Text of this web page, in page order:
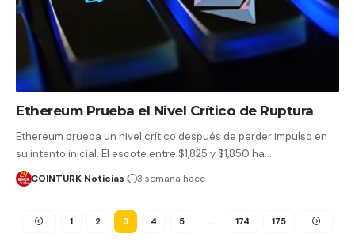
Ethereum Prueba el Nivel Crítico de Ruptura
Ethereum prueba un nivel crítico después de perder impulso en
su intento inicial. El escote entre $1,825 y $1,850 ha…
COINTURK Noticias 3 semana hace
1 2 3 4 5 … 174 175